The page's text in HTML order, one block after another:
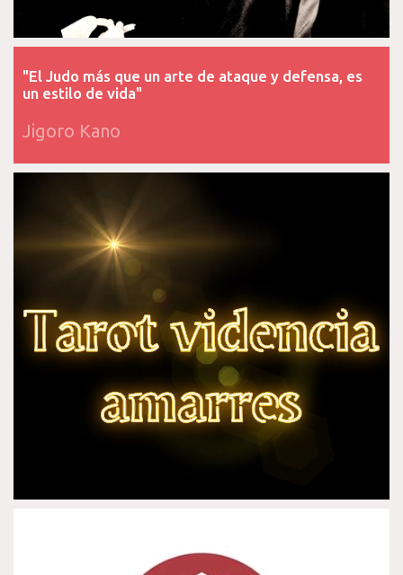
"El Judo más que un arte de ataque y defensa, es
un estilo de vida"
Jigoro Kano